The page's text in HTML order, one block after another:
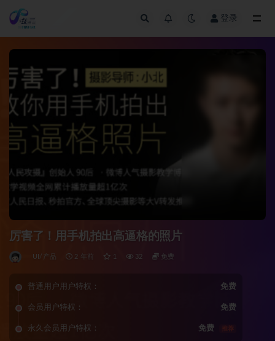
登录
厉害了！用手机拍出高逼格的照片
UI/产品 2 年前 1 32 免费
普通用户用户特权： 免费
会员用户特权： 免费
永久会员用户特权： 免费 推荐